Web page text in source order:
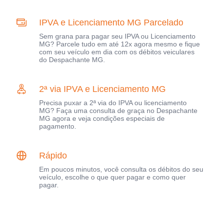
IPVA e Licenciamento MG Parcelado
Sem grana para pagar seu IPVA ou Licenciamento
MG? Parcele tudo em até 12x agora mesmo e fique
com seu veículo em dia com os débitos veiculares
do Despachante MG.
2ª via IPVA e Licenciamento MG
Precisa puxar a 2ª via do IPVA ou licenciamento
MG? Faça uma consulta de graça no Despachante
MG agora e veja condições especiais de
pagamento.
Rápido
Em poucos minutos, você consulta os débitos do seu
veículo, escolhe o que quer pagar e como quer
pagar.